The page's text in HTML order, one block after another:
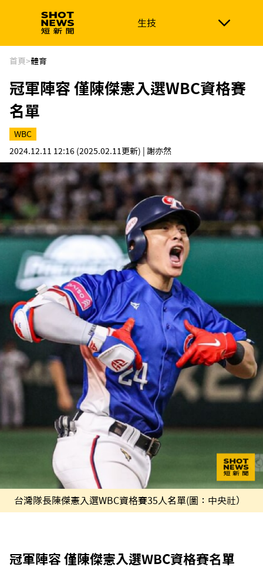
生技
生技 政治
新南向 體育
首頁>體育
冠軍陣容 僅陳傑憲入選WBC資格賽
名單
WBC
2024.12.11 12:16 (2025.02.11更新) | 謝亦然
台灣隊長陳傑憲入選WBC資格賽35人名單(圖：中央社）
冠軍陣容 僅陳傑憲入選WBC資格賽名單